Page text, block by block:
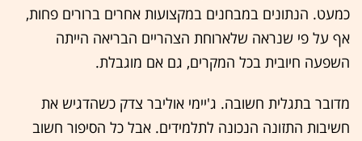
כמעט. הנתונים במבחנים במקצועות אחרים ברורים פחות,
אף על פי שנראה שלארוחת הצהריים הבריאה הייתה
השפעה חיובית בכל המקרים, גם אם מוגבלת.
מדובר בתגלית חשובה. ג'יימי אוליבר צדק כשהדגיש את
חשיבות התזונה הנכונה לתלמידים. אבל כל הסיפור חשוב